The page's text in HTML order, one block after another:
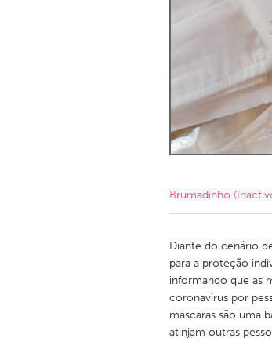
Amherstburg
Kuala Lumpur
NETHERLANDS
Qatar
SINGAPORE
Singapore
Brumadinho
Diante do cenário
para a proteção
informando que as
coronavírus por
máscaras são uma
atinjam outras